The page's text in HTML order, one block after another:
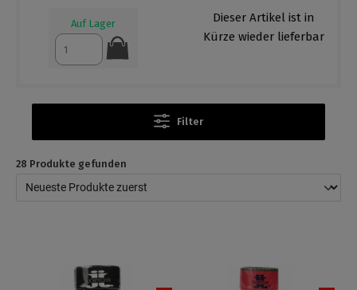
Auf Lager
Dieser Artikel ist in
Kürze wieder lieferbar
Filter
28 Produkte gefunden